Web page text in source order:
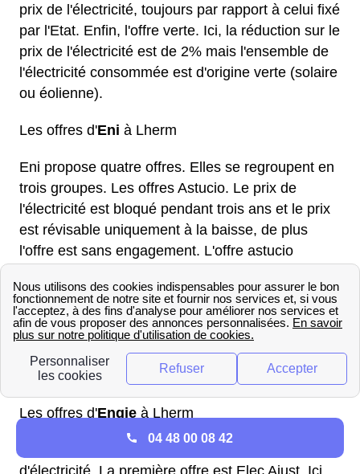
prix de l'électricité, toujours par rapport à celui fixé
par l'Etat. Enfin, l'offre verte. Ici, la réduction sur le
prix de l'électricité est de 2% mais l'ensemble de
l'électricité consommée est d'origine verte (solaire
ou éolienne).
Les offres d'Eni à Lherm
Eni propose quatre offres. Elles se regroupent en
trois groupes. Les offres Astucio. Le prix de
l'électricité est bloqué pendant trois ans et le prix
est révisable uniquement à la baisse, de plus
l'offre est sans engagement. L'offre astucio
fait qu'elle fournit de l'électricité verte.
L'offre webeo est, quant à elle, totalement online.
Les consommateurs bénéficient d'une réduction
de 8% sur le prix de l'électricité, le prix est bloqué
ce pendant un an. L'offre est sans engagement.
Les offres d'Engie à Lherm
04 48 00 08 42